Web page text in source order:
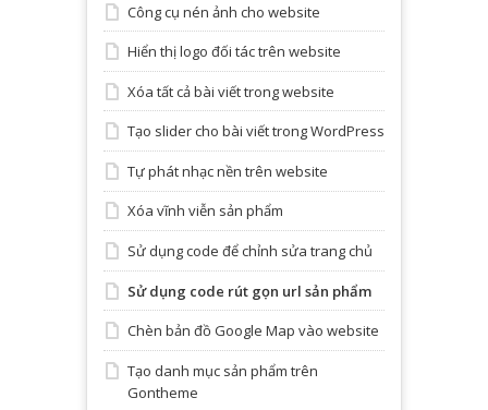
Công cụ nén ảnh cho website
Hiển thị logo đối tác trên website
Xóa tất cả bài viết trong website
Tạo slider cho bài viết trong WordPress
Tự phát nhạc nền trên website
Xóa vĩnh viễn sản phẩm
Sử dụng code để chỉnh sửa trang chủ
Sử dụng code rút gọn url sản phẩm
Chèn bản đồ Google Map vào website
Tạo danh mục sản phẩm trên
Gontheme